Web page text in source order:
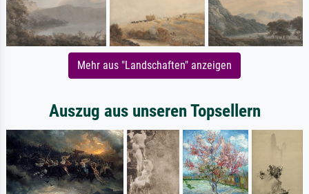
Mehr aus "Landschaften" anzeigen
Auszug aus unseren Topsellern